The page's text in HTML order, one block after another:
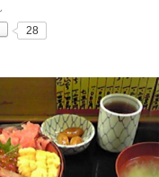
いいね
28